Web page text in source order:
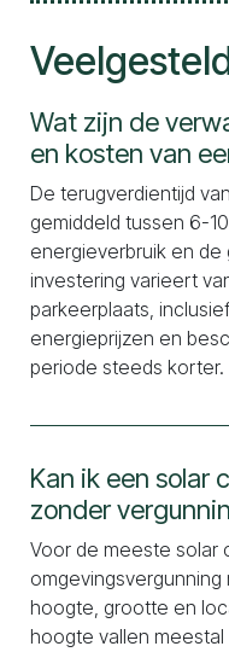
Wat zijn de
en kosten van
De terugverdientijd
gemiddeld tussen 6-
energieverbruik en
investering varieert
parkeerplaats,
energieprijzen en
periode steeds korter.
Kan ik een solar
zonder
Voor de meeste solar
omgevingsvergunning
hoogte, grootte en
hoogte vallen